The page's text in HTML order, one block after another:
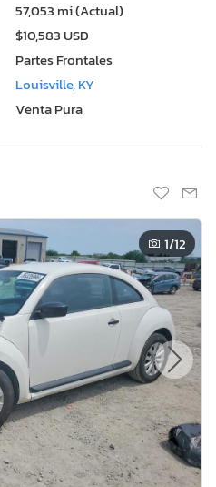
57,053 mi (Actual)
$10,583 USD
Partes Frontales
Louisville, KY
Venta Pura
1/12